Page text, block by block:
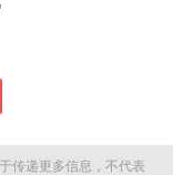
的密切关注。
传递更多信息，不代表